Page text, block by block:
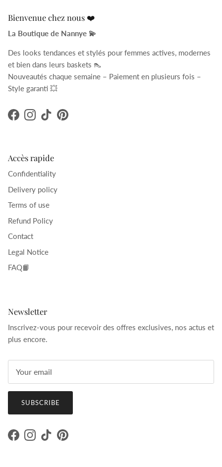
Bienvenue chez nous ❤️
La Boutique de Nannye 💫
Des looks tendances et stylés pour femmes actives, modernes
et bien dans leurs baskets 👠
Nouveautés chaque semaine – Paiement en plusieurs fois –
Style garanti 💥
FacebookInstagram
TikTokPinterest
Accès rapide
Confidentiality
Delivery policy
Terms of use
Refund Policy
Contact
Legal Notice
FAQ📙
Newsletter
Inscrivez-vous pour recevoir des offres exclusives, nos actus et
plus encore.
SUBSCRIBE
FacebookInstagram
TikTokPinterest